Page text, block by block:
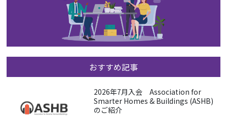
おすすめ記事
2026年7月入会 Association for
Smarter Homes & Buildings (ASHB)
のご紹介